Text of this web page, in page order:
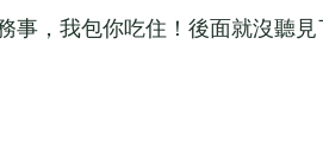
，我包你吃住！後面就沒聽見